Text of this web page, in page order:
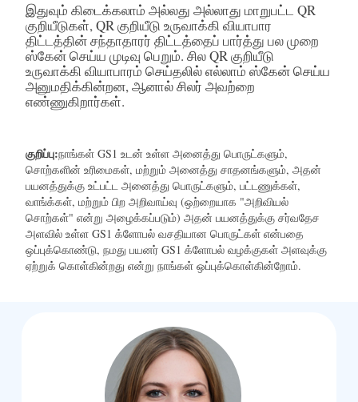
இதுவும் கிடைக்கலாம் அல்லது அல்லாது மாறுபட்ட QR
குறியீடுகள், QR குறியீடு உருவாக்கி வியாபார
திட்டத்தின் சந்தாதாரர் திட்டத்தைப் பார்த்து பல முறை
ஸ்கேன் செய்ய முடிவு பெறும். சில QR குறியீடு
உருவாக்கி வியாபாரம் செய்தலில் எல்லாம் ஸ்கேன் செய்ய
அனுமதிக்கின்றன, ஆனால் சிலர் அவற்றை
எண்ணுகிறார்கள்.
குறிப்பு:நாங்கள் GS1 உடன் உள்ள அனைத்து பொருட்களும்,
சொற்களின் உரிமைகள், மற்றும் அனைத்து சாதனங்களும், அதன்
பயனத்துக்கு உட்பட்ட அனைத்து பொருட்களும், பட்டணுக்கள்,
வாங்க்கள், மற்றும் பிற அறிவாய்வு (ஒற்றையாக "அறிவியல்
சொற்கள்" என்று அழைக்கப்படும்) அதன் பயனத்துக்கு சர்வதேச
அளவில் உள்ள GS1 க்ளோபல் வசதியான பொருட்கள் என்பதை
ஒப்புக்கொண்டு, நமது பயனர் GS1 க்ளோபல் வழக்குகள் அளவுக்கு
ஏற்றுக் கொள்கின்றது என்று நாங்கள் ஒப்புக்கொள்கின்றோம்.